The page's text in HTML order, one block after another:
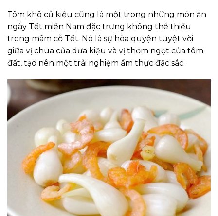
Tôm khô củ kiệu cũng là một trong những món ăn
ngày Tết miền Nam đặc trưng không thể thiếu
trong mâm cỗ Tết. Nó là sự hòa quyện tuyệt vời
giữa vị chua của dưa kiệu và vị thơm ngọt của tôm
đất, tạo nên một trải nghiệm ẩm thực đặc sắc.